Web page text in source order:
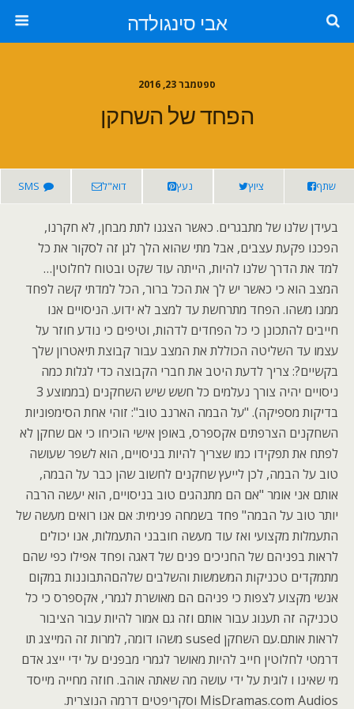
אבי סינגולדה
ספטמבר 23, 2016
הפחד של השחקן
שתף ציוץ נעץ דוא"ל SMS
בעידן שלנו של מתבגרים. כאשר הצגנו לתת מבחן, לא חקרנו,
הפכנו פקעת עצבים, אבל מתי שהוא הלך לגן זה לסקור את כל
למד את הדרך שלנו להיות, הייתה עוד שקט ובטוח לחלוטין…
המצב הוא כי כאשר יש לך את הכל ברור, הכל למדתי קשה לפחד
ממנו משהו. הפחד מתרחשת עד למצב לא ידוע. הניסויים אנו
חייבים להתכונן כי כל הפחדים לדהות, וטיפים כי נודע חוזר על
עצמו עד השליטה הכוללת את המצב עבור קבוצת תיאטרון שלך
בקשיים?: צריך לדעת היטב את חברי הקבוצה כדי לגלות כמה
ניסויים יהיה צורך נעלמים כל חשש שיש השחקנים (בממוצע 3
בדיקות מספיקה). "על הבמה הארנב טוב": זוהי אחת הסימפוניות
השחקנים הצרפתים אקספרס, באופן אישי הוכיחו כי אם שחקן לא
לפתח את תפקידו כמו שצריך להיות בניסויים, הוא לשפר שעושה
טוב על הבמה, לכן לייעץ שחקנים לחשוב שהן כבר על הבמה,
אותם אני אומר "אם הם מתנהגים טוב בניסויים, הוא יעשה הרבה
יותר טוב על הבמה" פחד בשמחה פנימית: אם אנו רואים מעשה של
התעמלות מקצועי ואז עוד מעשה חובבני התעמלות, אנו יכולים
לראות בפניהם של החניכים פנים של דאגה ופחד אפילו כפי שהם
מתמקדים טכניקות המשמשות והשלבים שלהםהתבוננות במקום
אנשי מקצוע לצפות כי פניהם הם מאושרת לגמרי, אקספרס כי כל
טכניקה זה תענוג עבור אותם וזה גם אמור להיות עבור הציבור
לראות אותם.עם השחקן sused משהו דומה, למרות זה המייצג תו
דרמטי לחלוטין חייב להיות מאושר לגמרי מבפנים על ידי ייצג אדם
מי שאינו ו לוגית על ידי עושה מה שאתה אוהב. חוזה מחייה מייסד
MisDramas.com Audios וסקריפטים דרמה הנוצרית.